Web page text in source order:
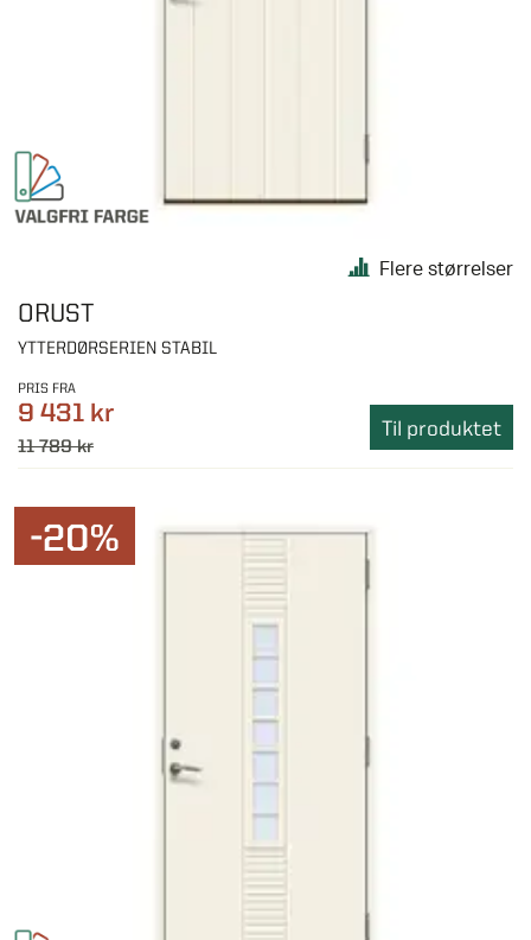
Flere størrelser
ORUST
YTTERDØRSERIEN STABIL
PRIS FRA
9 431 kr
11 789 kr
Til produktet
-20%